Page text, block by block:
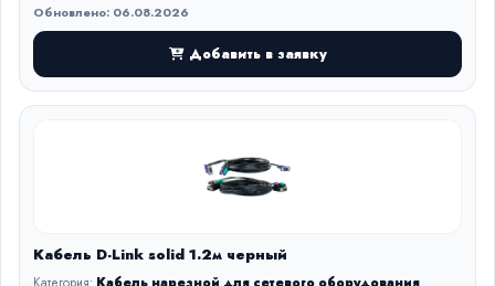
Обновлено: 06.08.2026
Добавить в заявку
Кабель D-Link solid 1.2м черный